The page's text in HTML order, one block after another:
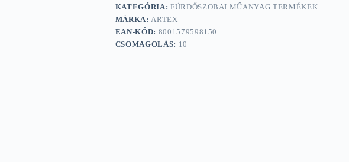
KATEGÓRIA: FÜRDŐSZOBAI MŰANYAG TERMÉKEK
MÁRKA:ARTEX
EAN-KÓD: 8001579598150
CSOMAGOLÁS: 10